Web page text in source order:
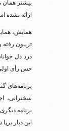
بیشتر همان
ارائه نشده
همایش،
تریبون رفته
درد دل
حس رأی اولی
برنامه‌های
سخنرانی،
برنامه
این دیار